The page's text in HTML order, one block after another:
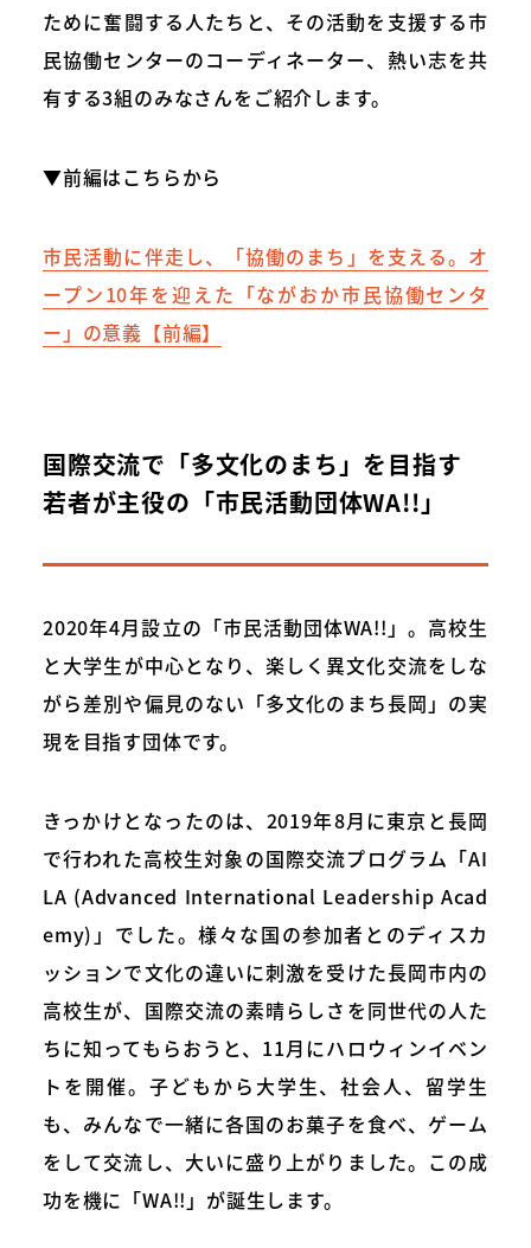
ために奮闘する人たちと、その活動を支援する市
民協働センターのコーディネーター、熱い志を共
有する3組のみなさんをご紹介します。
▼前編はこちらから
市民活動に伴走し、「協働のまち」を支える。オ
ープン10年を迎えた「ながおか市民協働センタ
ー」の意義【前編】
国際交流で「多文化のまち」を目指す
若者が主役の「市民活動団体WA!!」
2020年4月設立の「市民活動団体WA!!」。高校生
と大学生が中心となり、楽しく異文化交流をしな
がら差別や偏見のない「多文化のまち長岡」の実
現を目指す団体です。
きっかけとなったのは、2019年8月に東京と長岡
で行われた高校生対象の国際交流プログラム「AI
LA (Advanced International Leadership Acad
emy)」でした。様々な国の参加者とのディスカ
ッションで文化の違いに刺激を受けた長岡市内の
高校生が、国際交流の素晴らしさを同世代の人た
ちに知ってもらおうと、11月にハロウィンイベン
トを開催。子どもから大学生、社会人、留学生
も、みんなで一緒に各国のお菓子を食べ、ゲーム
をして交流し、大いに盛り上がりました。この成
功を機に「WA!!」が誕生します。